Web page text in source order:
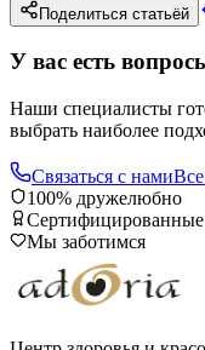
Поделиться статьёй
У вас есть
Наши специалисты
выбрать наиболее
Связаться с намиВсе
100% дружелюбно
Мы заботимся